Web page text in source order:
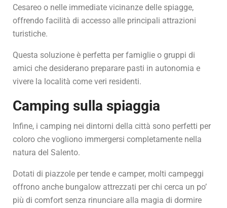
Cesareo o nelle immediate vicinanze delle spiagge,
offrendo facilità di accesso alle principali attrazioni
turistiche.
Questa soluzione è perfetta per famiglie o gruppi di
amici che desiderano preparare pasti in autonomia e
vivere la località come veri residenti.
Camping sulla spiaggia
Infine, i camping nei dintorni della città sono perfetti per
coloro che vogliono immergersi completamente nella
natura del Salento.
Dotati di piazzole per tende e camper, molti campeggi
offrono anche bungalow attrezzati per chi cerca un po’
più di comfort senza rinunciare alla magia di dormire